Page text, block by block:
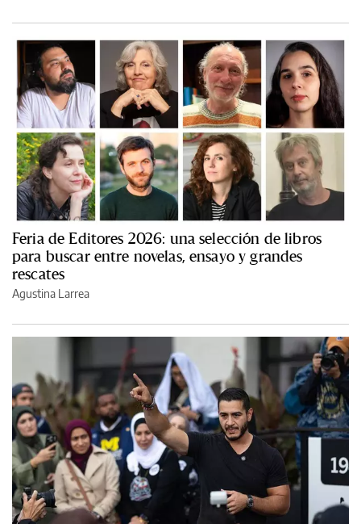
Feria de Editores 2026: una selección de libros
para buscar entre novelas, ensayo y grandes
rescates
Agustina Larrea